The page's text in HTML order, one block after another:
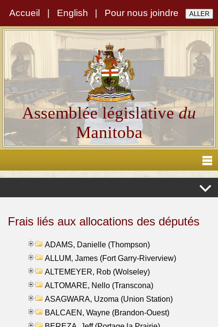
Accueil English Pour nous joindre
Assemblée législativedu
Manitoba
Frais liés aux allocations des députés
ADAMS, Danielle (Thompson)
ALLUM, James (Fort Garry-Riverview)
ALTEMEYER, Rob (Wolseley)
ALTOMARE, Nello (Transcona)
ASAGWARA, Uzoma (Union Station)
BALCAEN, Wayne (Brandon-Ouest)